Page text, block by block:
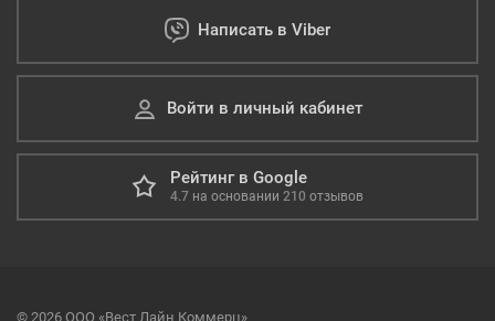
Написать в Viber
Войти в личный кабинет
Рейтинг в Google
4.7 на основании 210 отзывов
© 2026 ООО «Вест Лайн Коммерц»